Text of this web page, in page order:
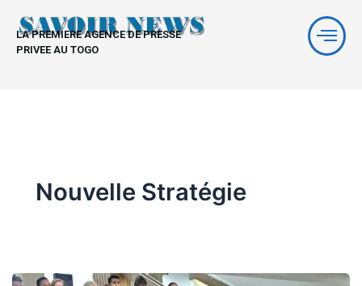
contenu
LA PREMIERE AGENCE DE PRESSE
PRIVEE AU TOGO
Nouvelle Stratégie